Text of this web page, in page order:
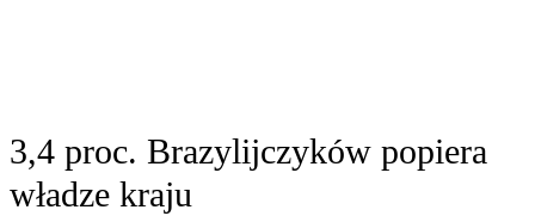
3,4 proc. Brazylijczyków popiera
władze kraju